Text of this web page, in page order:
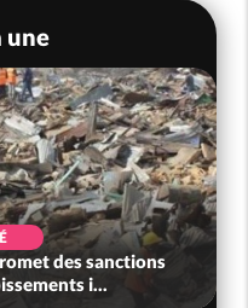
une
2026-2027,
au Pré...